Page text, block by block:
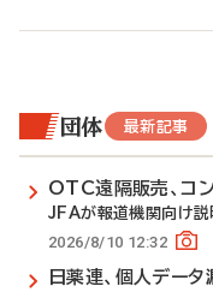
団体 最新記事
OTC遠隔販売、コ
JFAが報道機関向け説
2026/8/10 12:32
日薬連、個人デー